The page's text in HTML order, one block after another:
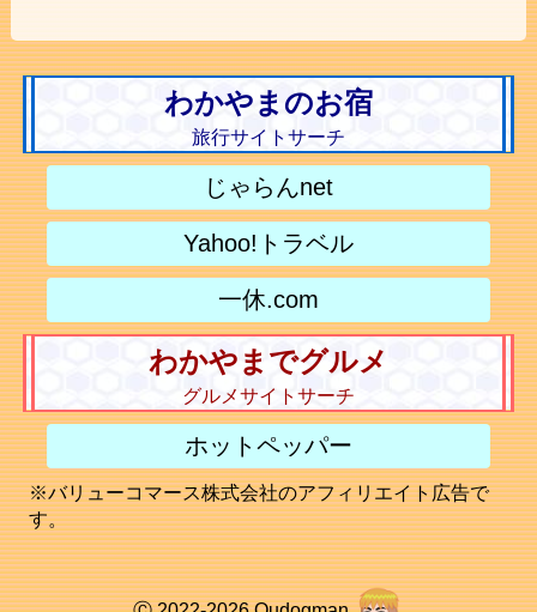
わかやまのお宿
旅行サイトサーチ
じゃらんnet
Yahoo!トラベル
一休.com
わかやまでグルメ
グルメサイトサーチ
ホットペッパー
※バリューコマース株式会社のアフィリエイト広告で
す。